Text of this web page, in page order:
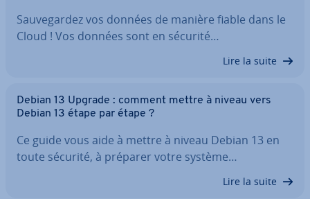
Sau­ve­gar­dez vos données de manière fiable dans le
Cloud ! Vos données sont en sécurité…
Lire la suite
Debian 13 Upgrade : comment mettre à niveau vers
Debian 13 étape par étape ?
Ce guide vous aide à mettre à niveau Debian 13 en
toute sécurité, à préparer votre système…
Lire la suite